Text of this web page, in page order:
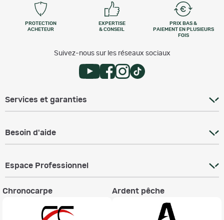
PROTECTION
ACHETEUR
EXPERTISE
& CONSEIL
PRIX BAS &
PAIEMENT EN PLUSIEURS
FOIS
Suivez-nous sur les réseaux sociaux
Services et garanties
Besoin d'aide
Espace Professionnel
Chronocarpe Ardent pêche